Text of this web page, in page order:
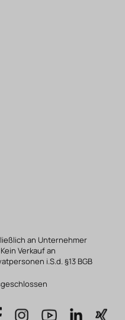
an Unternehmer
Verkauf an
i.S.d. §13 BGB